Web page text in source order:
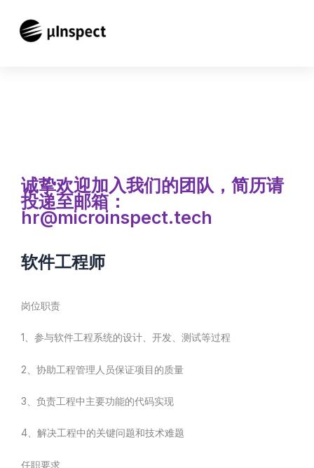
诚挚欢迎加入我们的团队，简历请
投递至邮箱：
hr@microinspect.tech
软件工程师
岗位职责
1、参与软件工程系统的设计、开发、测试等过程
2、协助工程管理人员保证项目的质量
3、负责工程中主要功能的代码实现
4、解决工程中的关键问题和技术难题
任职要求